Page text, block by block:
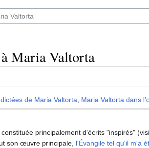
Maria Valtorta
de Maria Valtorta Maria Valtorta dans
constituée principalement d'écrits "inspirés"
son œuvre principale, l'Évangile tel qu'il m'a